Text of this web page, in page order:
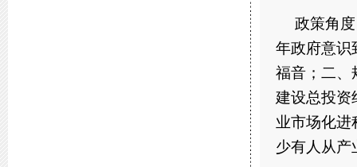
政策角
年政府意识
福音；二、
建设总投资
业市场化进
少有人从产